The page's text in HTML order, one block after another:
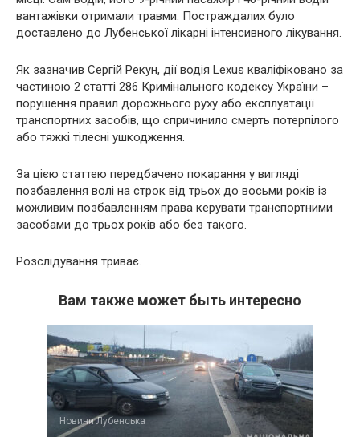
вантажівки отримали травми. Постраждалих було
доставлено до Лубенської лікарні інтенсивного лікування.
Як зазначив Сергій Рекун, дії водія Lexus кваліфіковано за
частиною 2 статті 286 Кримінального кодексу України –
порушення правил дорожнього руху або експлуатації
транспортних засобів, що спричинило смерть потерпілого
або тяжкі тілесні ушкодження.
За цією статтею передбачено покарання у вигляді
позбавлення волі на строк від трьох до восьми років із
можливим позбавленням права керувати транспортними
засобами до трьох років або без такого.
Розслідування триває.
Вам также может быть интересно
Новини Лубенська